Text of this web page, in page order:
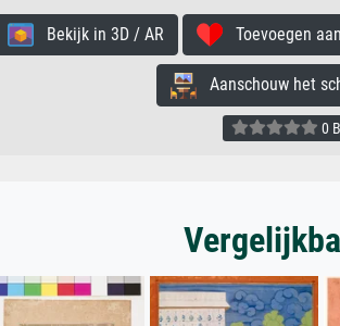
Bekijk in 3D / AR Toevoegen
Aanschouw het
0